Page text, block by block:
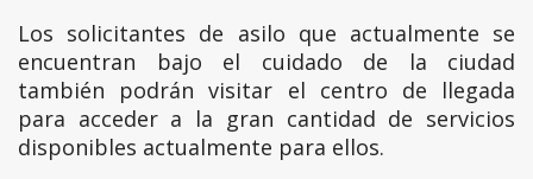
Los solicitantes de asilo que actualmente se
encuentran bajo el cuidado de la ciudad
también podrán visitar el centro de llegada
para acceder a la gran cantidad de servicios
disponibles actualmente para ellos.